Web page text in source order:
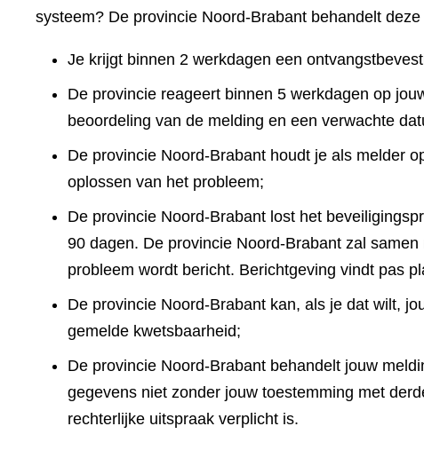
systeem? De provincie Noord-Brabant behandelt
Je krijgt binnen 2 werkdagen een
De provincie reageert binnen 5 werkdagen op
beoordeling van de melding en een verwachte
De provincie Noord-Brabant houdt je als melder
oplossen van het probleem;
De provincie Noord-Brabant lost het
90 dagen. De provincie Noord-Brabant zal
probleem wordt bericht. Berichtgeving vindt pas
De provincie Noord-Brabant kan, als je dat wilt,
gemelde kwetsbaarheid;
De provincie Noord-Brabant behandelt jouw
gegevens niet zonder jouw toestemming met
rechterlijke uitspraak verplicht is.